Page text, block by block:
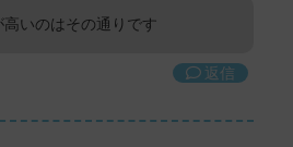
いのはその通りです
返信